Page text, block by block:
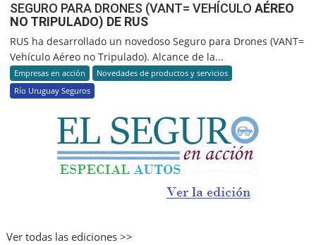
SEGURO PARA DRONES (VANT= VEHÍCULOAÉREO
NO TRIPULADO) DE RUS
RUS ha desarrollado un novedoso Seguro para Drones (VANT=
Vehículo Aéreo no Tripulado). Alcance de la...
Empresas en acción
Novedades de productos y servicios
Río Uruguay Seguros
Ver todas las ediciones >>